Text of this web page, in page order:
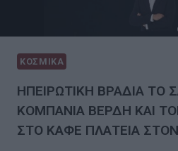
ΚΟΣΜΙΚΑ
ΗΠΕΙΡΩΤΙΚΗ ΒΡΑΔΙΑ ΤΟ
ΚΟΜΠΑΝΙΑ ΒΕΡΔΗ ΚΑΙ
ΣΤΟ ΚΑΦΕ ΠΛΑΤΕΙΑ